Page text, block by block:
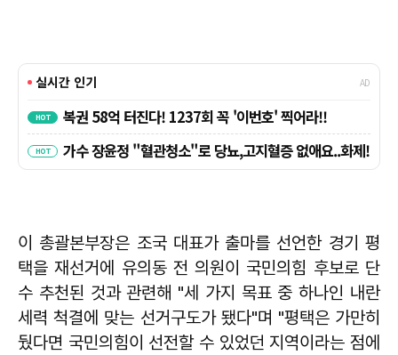
이 총괄본부장은 조국 대표가 출마를 선언한 경기 평
택을 재선거에 유의동 전 의원이 국민의힘 후보로 단
수 추천된 것과 관련해 "세 가지 목표 중 하나인 내란
세력 척결에 맞는 선거구도가 됐다"며 "평택은 가만히
뒀다면 국민의힘이 선전할 수 있었던 지역이라는 점에